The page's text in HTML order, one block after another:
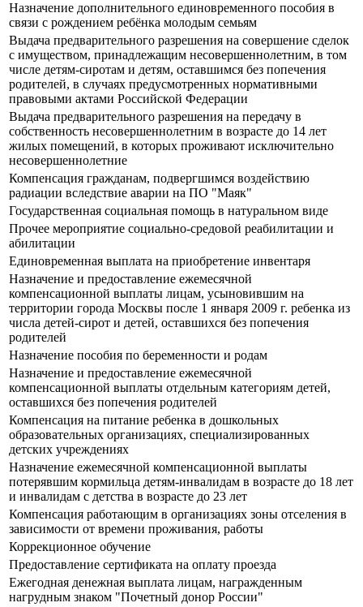
Назначение дополнительного единовременного пособия в
связи с рождением ребёнка молодым семьям
Выдача предварительного разрешения на совершение сделок
с имуществом, принадлежащим несовершеннолетним, в том
числе детям-сиротам и детям, оставшимся без попечения
родителей, в случаях предусмотренных нормативными
правовыми актами Российской Федерации
Выдача предварительного разрешения на передачу в
собственность несовершеннолетним в возрасте до 14 лет
жилых помещений, в которых проживают исключительно
несовершеннолетние
Компенсация гражданам, подвергшимся воздействию
радиации вследствие аварии на ПО "Маяк"
Государственная социальная помощь в натуральном виде
Прочее мероприятие социально-средовой реабилитации и
абилитации
Единовременная выплата на приобретение инвентаря
Назначение и предоставление ежемесячной
компенсационной выплаты лицам, усыновившим на
территории города Москвы после 1 января 2009 г. ребенка из
числа детей-сирот и детей, оставшихся без попечения
родителей
Назначение пособия по беременности и родам
Назначение и предоставление ежемесячной
компенсационной выплаты отдельным категориям детей,
оставшихся без попечения родителей
Компенсация на питание ребенка в дошкольных
образовательных организациях, специализированных
детских учреждениях
Назначение ежемесячной компенсационной выплаты
потерявшим кормильца детям-инвалидам в возрасте до 18 лет
и инвалидам с детства в возрасте до 23 лет
Компенсация работающим в организациях зоны отселения в
зависимости от времени проживания, работы
Коррекционное обучение
Предоставление сертификата на оплату проезда
Ежегодная денежная выплата лицам, награжденным
нагрудным знаком "Почетный донор России"